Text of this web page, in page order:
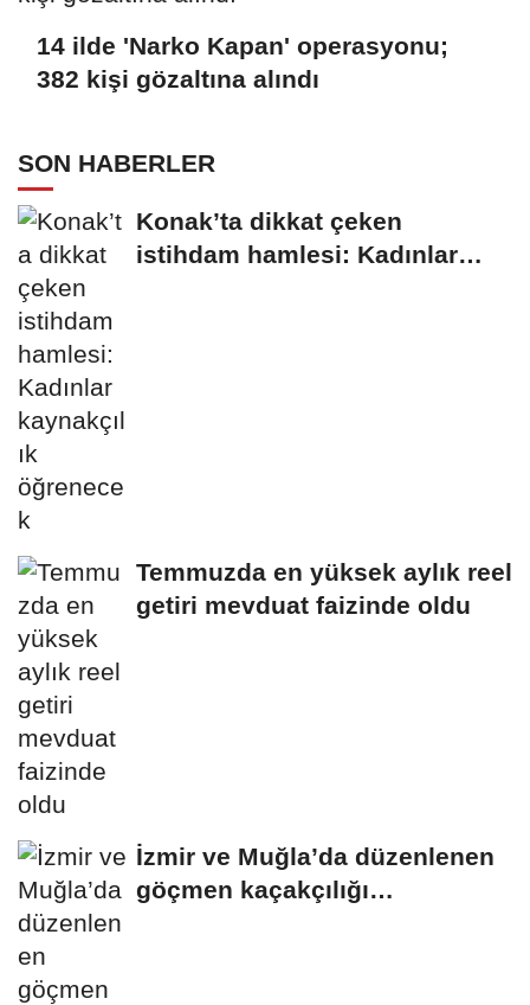
14 ilde 'Narko Kapan' operasyonu;
382 kişi gözaltına alındı
SON HABERLER
Konak’ta dikkat çeken
istihdam hamlesi: Kadınlar
Temmuzda en yüksek aylık reel
getiri mevduat faizinde oldu
İzmir ve Muğla’da düzenlenen
göçmen kaçakçılığı